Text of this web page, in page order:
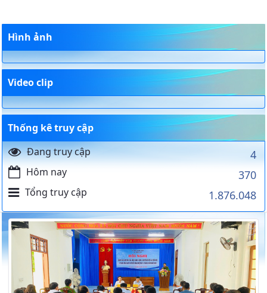
Hình ảnh
Video clip
Thống kê truy cập
Đang truy cập
4
Hôm nay 370
Tổng truy cập 1.876.048